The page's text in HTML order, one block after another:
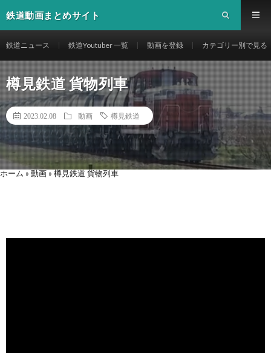
鉄道動画まとめサイト
鉄道ニュース 鉄道Youtuber 一覧 動画を登録 カテゴリー別で見る
樽見鉄道 貨物列車
2023.02.08 動画 樽見鉄道
ホーム » 動画 » 樽見鉄道 貨物列車